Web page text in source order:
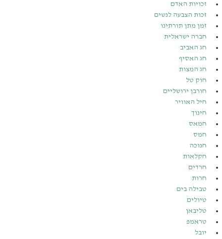
זכויות האדם
זכות הצבעה לנשים
זמן מתן תורתינו
חברה ישראלית
חג האביב
חג האסיף
חג המצות
חוק טל
חורבן ירושליים
חיל האוויר
חינוך
חמאס
חמס
חנוכה
חקלאות
חרדים
חרות
טבילה בים
טיולים
טליבאן
טראמפ
יובל